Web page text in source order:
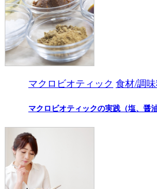
マクロビオティック 食材/調
マクロビオティックの実践（塩、醤